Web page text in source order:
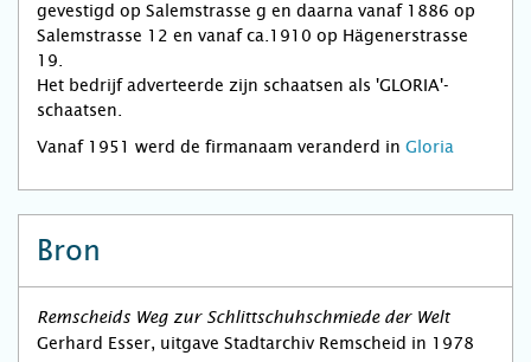
gevestigd op Salemstrasse g en daarna vanaf 1886 op
Salemstrasse 12 en vanaf ca.1910 op Hägenerstrasse
19.
Het bedrijf adverteerde zijn schaatsen als 'GLORIA'-
schaatsen.
Vanaf 1951 werd de firmanaam veranderd in Gloria
Bron
Remscheids Weg zur Schlittschuhschmiede der Welt
Gerhard Esser, uitgave Stadtarchiv Remscheid in 1978